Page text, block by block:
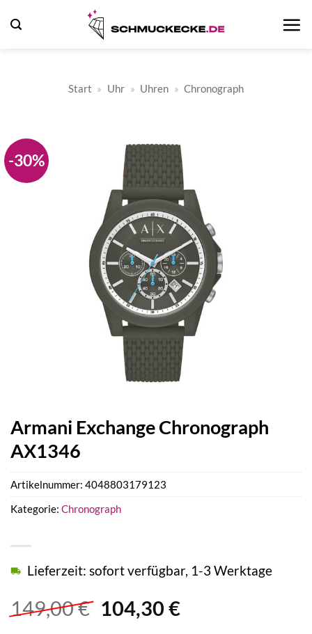
Inhalt
Start » Uhr » Uhren » Chronograph
-30%
Armani Exchange Chronograph
AX1346
149,00€ Ursprünglicher
104,30 €Aktueller
Lieferzeit: sofort verfügbar, 1-3 Werktage
Artikelnummer: 4048803179123
Kategorie: Chronograph